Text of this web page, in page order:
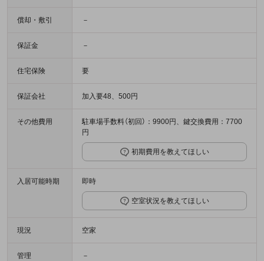
償却・敷引 －
保証金 －
住宅保険 要
保証会社 加入要48、500円
その他費用
駐車場手数料（初回）：9900円、鍵交換費用：7700
円
初期費用を教えてほしい
入居可能時期 即時
空室状況を教えてほしい
現況 空家
管理 －